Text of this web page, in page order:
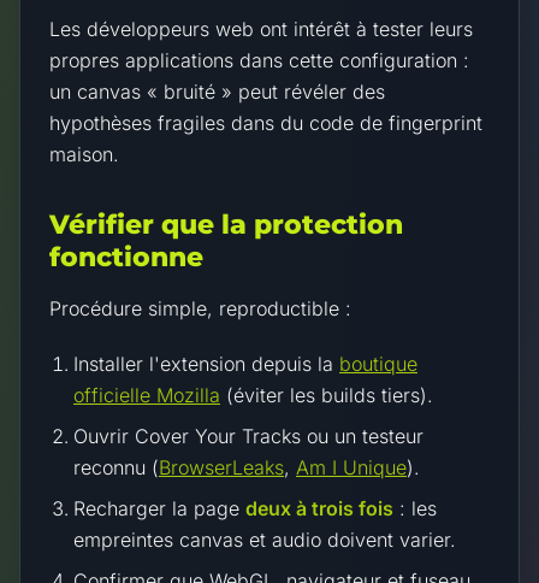
Les développeurs web ont intérêt à tester leurs
propres applications dans cette configuration :
un canvas « bruité » peut révéler des
hypothèses fragiles dans du code de fingerprint
maison.
Vérifier que la protection
fonctionne
Procédure simple, reproductible :
Installer l'extension depuis la boutique
officielle Mozilla (éviter les builds tiers).
Ouvrir Cover Your Tracks ou un testeur
reconnu (BrowserLeaks, Am I Unique).
Recharger la page deux à trois fois : les
empreintes canvas et audio doivent varier.